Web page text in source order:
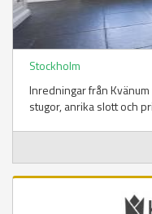
Stockholm
Inredningar från
stugor, anrika slott och